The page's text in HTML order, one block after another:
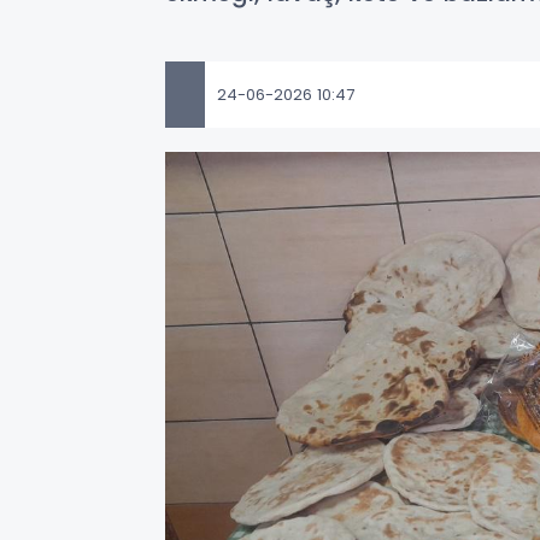
24-06-2026 10:47